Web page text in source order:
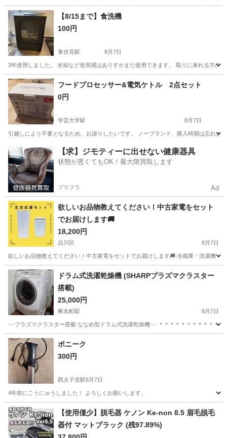
茨城 古河市
【8/15まで】食洗機
100円
東伏見駅 8月7日
3年使用しました。 水垢など使用感はありすがまだ使用できます。 取りに来れる方の
東京 練馬区 東伏見駅 キッチン家電
フードプロセッサー&電気ケトル 2点セット
0円
学芸大学駅 8月7日
引越しにより不要となるため、お譲りしたいです。 ノーブランド、購入時期は忘れま
東京 目黒区 学芸大学駅 キッチン家電
【求】ジモティーに出せない健康器具
状態が悪くてもOK！最大限買取します
プリフラ Ad
欲しいお品物教えてください！中古家電をセット
でお届けします🚚
18,200円
品川区 8月7日
欲しいお品物教えてください！中古家電をセットでお届けします🚚 冷蔵庫・洗濯機
東京 品川区 キッチン家電 神奈川 キッチン家電
階段
ドラム式洗濯乾燥機 (SHARPプラズマクラスター
搭載)
25,000円
椎名町駅 8月7日
𓇠プラズマクラスター搭載 ななめ型ドラム式洗濯乾燥機𓇠 ＊＊＊＊＊＊＊＊＊＊＊
東京 豊島区 椎名町駅
ボニーク
300円
西太子堂駅8月7日
4年前にこうにゅうしました！ よろしくお願いします。
東京 世田谷区 西太子堂駅 キッチン家電
【使用僅少】脱毛器 ケノン Ke-non 8.5 眉毛脱毛
器付 マットブラック (残97.89%)